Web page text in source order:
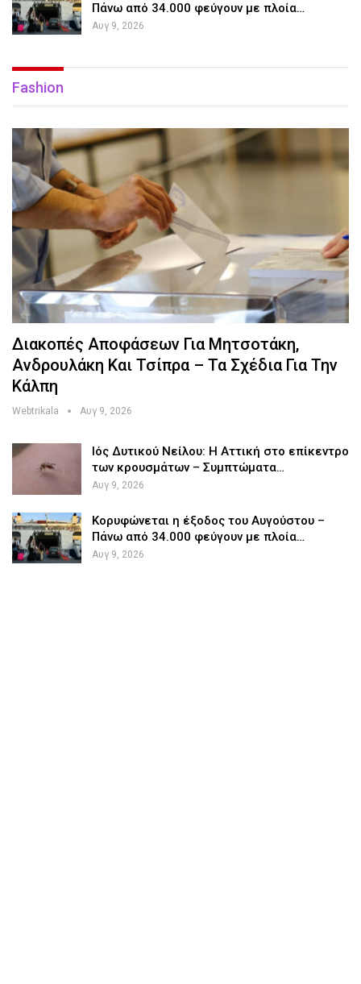
Πάνω από 34.000 φεύγουν με πλοία…
Αυγ 9, 2026
Fashion
Διακοπές Αποφάσεων Για Μητσοτάκη,
Ανδρουλάκη Και Τσίπρα – Τα Σχέδια Για Την
Κάλπη
Webtrikala Αυγ 9, 2026
Ιός Δυτικού Νείλου: Η Αττική στο επίκεντρο
των κρουσμάτων – Συμπτώματα…
Αυγ 9, 2026
Κορυφώνεται η έξοδος του Αυγούστου –
Πάνω από 34.000 φεύγουν με πλοία…
Αυγ 9, 2026